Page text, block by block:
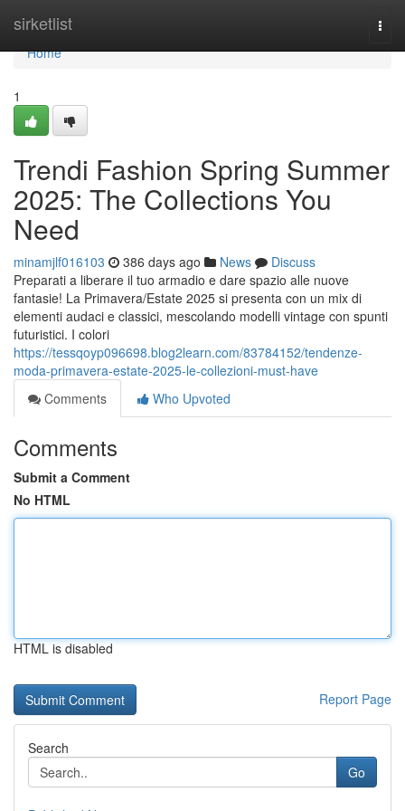
sirketlist
Home
Home
1
Trendi Fashion Spring Summer
2025: The Collections You
Need
minamjlf016103 386 days ago News
Discuss
Preparati a liberare il tuo armadio e dare spazio alle nuove
fantasie! La Primavera/Estate 2025 si presenta con un mix di
elementi audaci e classici, mescolando modelli vintage con spunti
futuristici. I colori
https://tessqoyp096698.blog2learn.com/83784152/tendenze-
moda-primavera-estate-2025-le-collezioni-must-have
Comments
Who Upvoted
Comments
Submit a Comment
No HTML
HTML is disabled
Report Page
Search
Go